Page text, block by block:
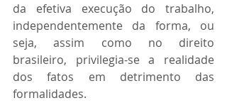
da efetiva execução do trabalho,
independentemente da forma, ou
seja, assim como no direito
brasileiro, privilegia-se a realidade
dos fatos em detrimento das
formalidades.